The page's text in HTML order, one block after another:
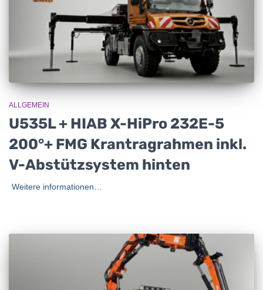
ALLGEMEIN
U535L + HIAB X-HiPro 232E-5
200°+ FMG Krantragrahmen inkl.
V-Abstützsystem hinten
Weitere informationen…